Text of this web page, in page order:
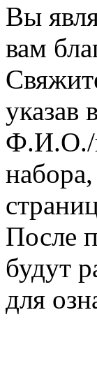
Вы
вам
указав
Ф.И.О./
После
будут
для